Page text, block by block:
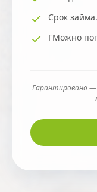
Срок
ГМожно
Гарантировано —